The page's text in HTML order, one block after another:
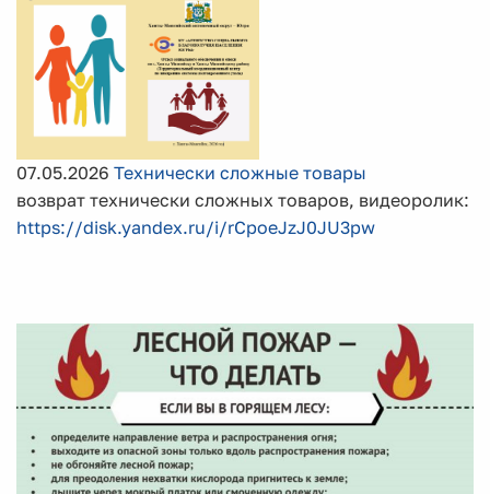
07.05.2026 Технически сложные товары
возврат технически сложных товаров, видеоролик:
https://disk.yandex.ru/i/rCpoeJzJ0JU3pw